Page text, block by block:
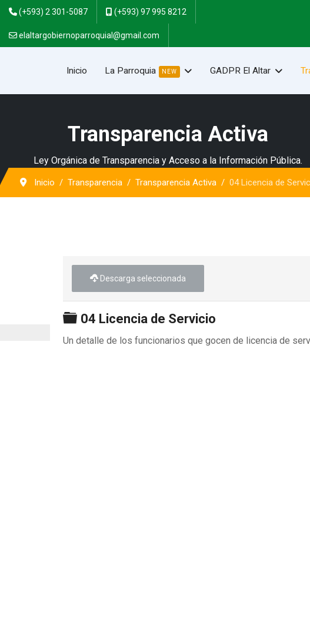
(+593) 2 301-5087 (+593) 97 995 8212
elaltargobiernoparroquial@gmail.com
Inicio La Parroquia NEW GADPR El Altar
Transparencia Activa
Ley Orgánica de Transparencia y Acceso a la Información Pública.
Inicio Transparencia Transparencia Activa 04 Licencia de
Descarga seleccionada
Carpeta
04 Licencia de Servicio
Un detalle de los funcionarios que gocen de licencia de